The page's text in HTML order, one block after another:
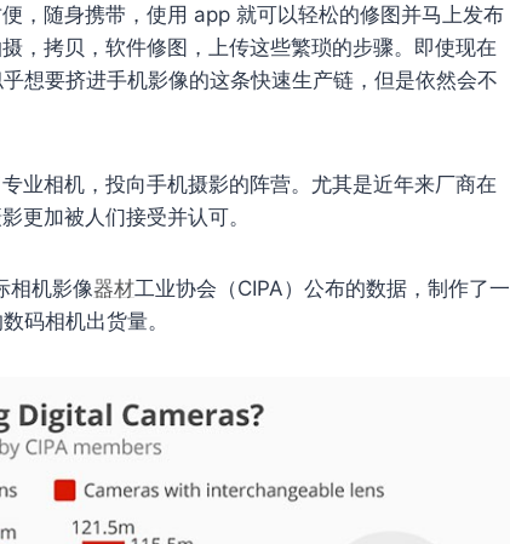
，随身携带，使用 app 就可以轻松的修图并马上发布
，拷贝，软件修图，上传这些繁琐的步骤。即使现在
想要挤进手机影像的这条快速生产链，但是依然会不
业相机，投向手机摄影的阵营。尤其是近年来厂商在
更加被人们接受并认可。
相机影像器材工业协会（CIPA）公布的数据，制作了一
码相机出货量。